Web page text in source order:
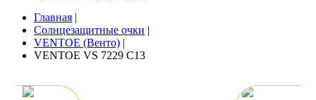
Главная |
Солнцезащитные очки |
VENTOE (Венто) |
VENTOE VS 7229 C13